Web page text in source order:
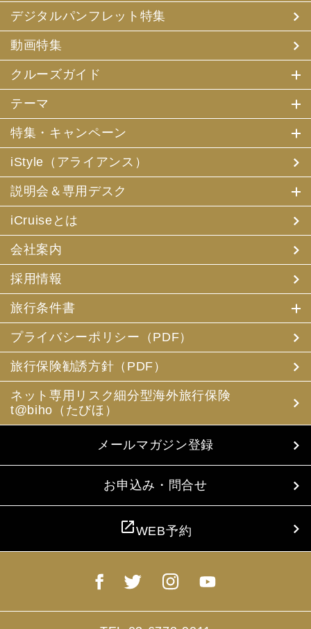
デジタルパンフレット特集
動画特集
クルーズガイド
テーマ
特集・キャンペーン
iStyle（アライアンス）
説明会＆専用デスク
iCruiseとは
会社案内
採用情報
旅行条件書
プライバシーポリシー（PDF）
旅行保険勧誘方針（PDF）
ネット専用リスク細分型海外旅行保険
t@biho（たびほ）
メールマガジン登録
お申込み・問合せ
open_in_newWEB予約